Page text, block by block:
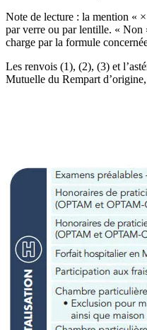
Note de lecture : la mention «
par verre ou par lentille. « Non
charge par la formule
Les renvois (1), (2), (3) et
Mutuelle du Rempart